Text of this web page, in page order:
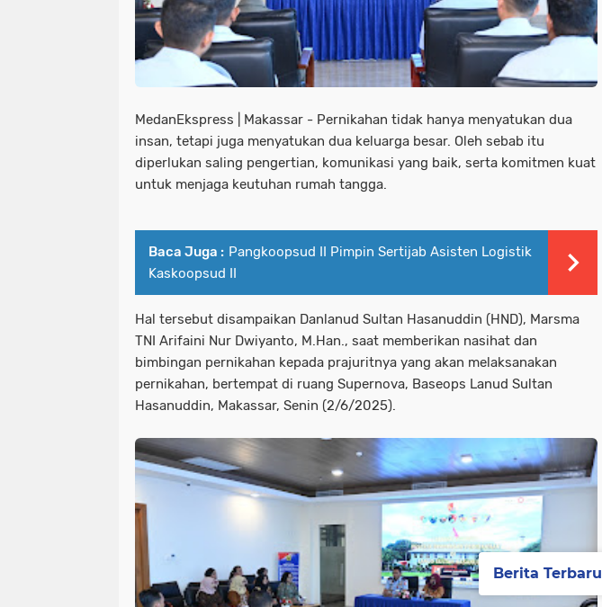
MedanEkspress | Makassar - Pernikahan tidak hanya menyatukan dua
insan, tetapi juga menyatukan dua keluarga besar. Oleh sebab itu
diperlukan saling pengertian, komunikasi yang baik, serta komitmen kuat
untuk menjaga keutuhan rumah tangga.
Baca Juga : Pangkoopsud II Pimpin Sertijab Asisten Logistik
Kaskoopsud II
Hal tersebut disampaikan Danlanud Sultan Hasanuddin (HND), Marsma
TNI Arifaini Nur Dwiyanto, M.Han., saat memberikan nasihat dan
bimbingan pernikahan kepada prajuritnya yang akan melaksanakan
pernikahan, bertempat di ruang Supernova, Baseops Lanud Sultan
Hasanuddin, Makassar, Senin (2/6/2025).
Berita Terbaru